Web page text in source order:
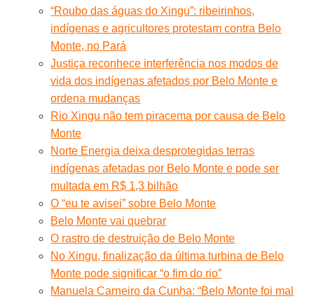
“Roubo das águas do Xingu”: ribeirinhos,
indígenas e agricultores protestam contra Belo
Monte, no Pará
Justiça reconhece interferência nos modos de
vida dos indígenas afetados por Belo Monte e
ordena mudanças
Rio Xingu não tem piracema por causa de Belo
Monte
Norte Energia deixa desprotegidas terras
indígenas afetadas por Belo Monte e pode ser
multada em R$ 1,3 bilhão
O “eu te avisei” sobre Belo Monte
Belo Monte vai quebrar
O rastro de destruição de Belo Monte
No Xingu, finalização da última turbina de Belo
Monte pode significar “o fim do rio”
Manuela Carneiro da Cunha: “Belo Monte foi mal